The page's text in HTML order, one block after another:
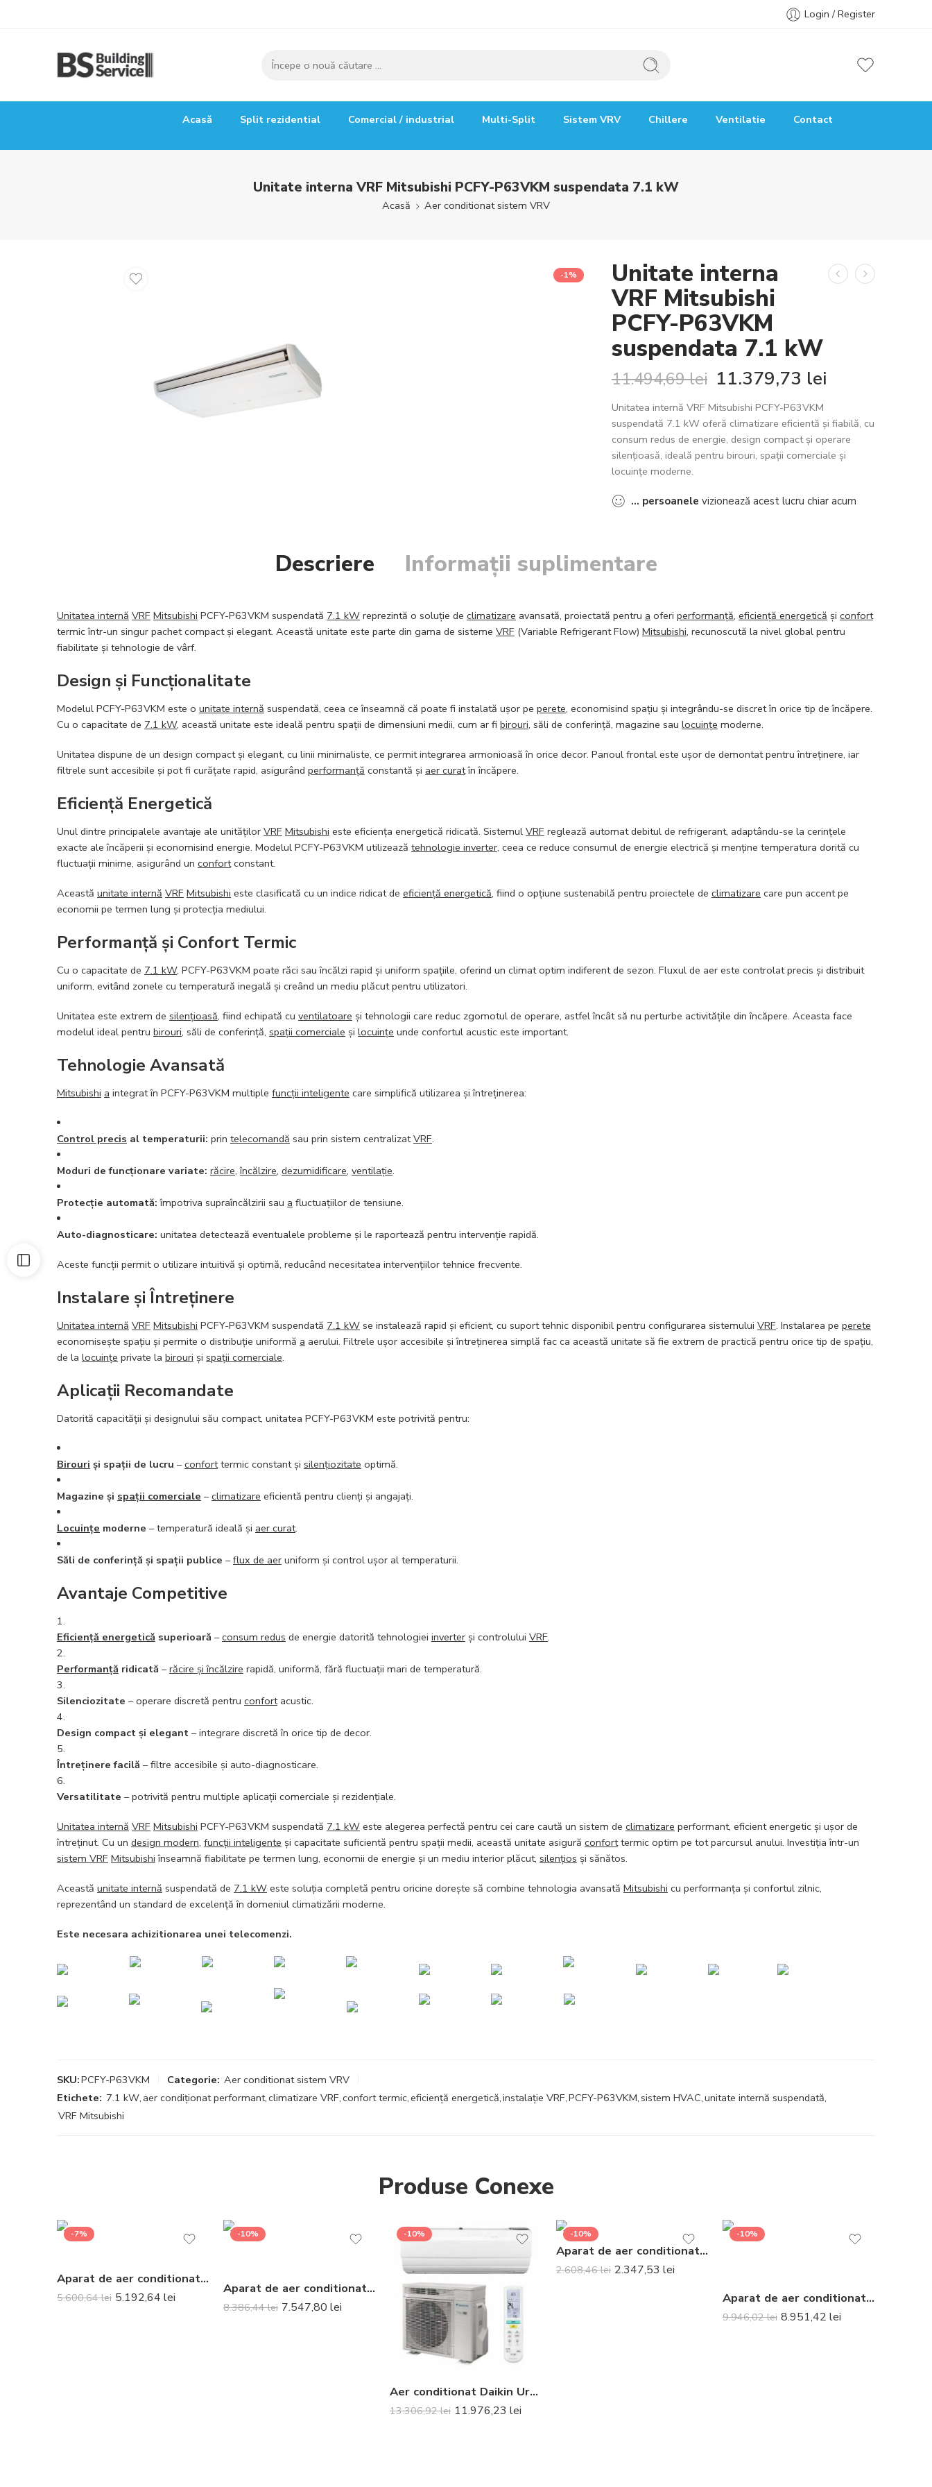
Login / Register
Acasă Split rezidential Comercial / industrial Multi-Split Sistem VRV Chillere Ventilatie Contact
Unitate interna VRF Mitsubishi PCFY-P63VKM suspendata 7.1 kW
Acasă Aer conditionat sistem VRV
-1% Unitate interna
VRF Mitsubishi
PCFY-P63VKM
suspendata 7.1 kW
11.494,69lei 11.379,73 lei
Unitatea internă VRF Mitsubishi PCFY-P63VKM
suspendată 7.1 kW oferă climatizare eficientă și fiabilă, cu
consum redus de energie, design compact și operare
silențioasă, ideală pentru birouri, spații comerciale și
locuințe moderne.
... persoanele vizionează acest lucru chiar acum
Descriere Informații suplimentare
Unitatea internă VRF Mitsubishi PCFY-P63VKM suspendată 7.1 kW reprezintă o soluție de climatizare avansată, proiectată pentru a oferi performanță, eficiență energetică și confort
termic într-un singur pachet compact și elegant. Această unitate este parte din gama de sisteme VRF (Variable Refrigerant Flow) Mitsubishi, recunoscută la nivel global pentru
fiabilitate și tehnologie de vârf.
Design și Funcționalitate
Modelul PCFY-P63VKM este o unitate internă suspendată, ceea ce înseamnă că poate fi instalată ușor pe perete, economisind spațiu și integrându-se discret în orice tip de încăpere.
Cu o capacitate de 7.1 kW, această unitate este ideală pentru spații de dimensiuni medii, cum ar fi birouri, săli de conferință, magazine sau locuințe moderne.
Unitatea dispune de un design compact și elegant, cu linii minimaliste, ce permit integrarea armonioasă în orice decor. Panoul frontal este ușor de demontat pentru întreținere, iar
filtrele sunt accesibile și pot fi curățate rapid, asigurând performanță constantă și aer curatîn încăpere.
Eficiență Energetică
Unul dintre principalele avantaje ale unităților VRF Mitsubishi este eficiența energetică ridicată. Sistemul VRF reglează automat debitul de refrigerant, adaptându-se la cerințele
exacte ale încăperii și economisind energie. Modelul PCFY-P63VKM utilizează tehnologie inverter, ceea ce reduce consumul de energie electrică și menține temperatura dorită cu
fluctuații minime, asigurând un confortconstant.
Această unitate internă VRF Mitsubishi este clasificată cu un indice ridicat de eficiență energetică, fiind o opțiune sustenabilă pentru proiectele de climatizare care pun accent pe
economii pe termen lung și protecția mediului.
Performanță și Confort Termic
Cu o capacitate de 7.1 kW, PCFY-P63VKM poate răci sau încălzi rapid și uniform spațiile, oferind un climat optim indiferent de sezon. Fluxul de aer este controlat precis și distribuit
uniform, evitând zonele cu temperatură inegală și creând un mediu plăcut pentru utilizatori.
Unitatea este extrem de silențioasă, fiind echipată cu ventilatoare și tehnologii care reduc zgomotul de operare, astfel încât să nu perturbe activitățile din încăpere. Aceasta face
modelul ideal pentru birouri, săli de conferință, spații comerciale și locuințe unde confortul acustic este important.
Tehnologie Avansată
Mitsubishi a integrat în PCFY-P63VKM multiple funcții inteligente care simplifică utilizarea și întreținerea:
Control precis al temperaturii: prin telecomandă sau prin sistem centralizatVRF.
Moduri de funcționare variate: răcire,încălzire, dezumidificare, ventilație.
Protecție automată: împotriva supraîncălzirii sau a fluctuațiilor de tensiune.
Auto-diagnosticare: unitatea detectează eventualele probleme și le raportează pentru intervenție rapidă.
Aceste funcții permit o utilizare intuitivă și optimă, reducând necesitatea intervențiilor tehnice frecvente.
Instalare și Întreținere
Unitatea internă VRF Mitsubishi PCFY-P63VKM suspendată 7.1 kW se instalează rapid și eficient, cu suport tehnic disponibil pentru configurarea sistemului VRF. Instalarea pe perete
economisește spațiu și permite o distribuție uniformă a aerului. Filtrele ușor accesibile și întreținerea simplă fac ca această unitate să fie extrem de practică pentru orice tip de spațiu,
de la locuințe private la birouri și spații comerciale.
Aplicații Recomandate
Datorită capacității și designului său compact, unitatea PCFY-P63VKM este potrivită pentru:
Birouri și spații de lucru –conforttermic constant și silențiozitate optimă.
Magazine și spații comerciale –climatizare eficientă pentru clienți și angajați.
Locuințe moderne – temperatură ideală și aer curat.
Săli de conferință și spații publice –flux de aer uniform și control ușor al temperaturii.
Avantaje Competitive
Eficiență energetică superioară –consum redus de energie datorită tehnologiei inverter și controlului VRF.
Performanță ridicată –răcire și încălzire rapidă, uniformă, fără fluctuații mari de temperatură.
Silenciozitate – operare discretă pentru confortacustic.
Design compact și elegant – integrare discretă în orice tip de decor.
Întreținere facilă – filtre accesibile și auto-diagnosticare.
Versatilitate – potrivită pentru multiple aplicații comerciale și rezidențiale.
Unitatea internă VRF Mitsubishi PCFY-P63VKM suspendată 7.1 kW este alegerea perfectă pentru cei care caută un sistem de climatizare performant, eficient energetic și ușor de
întreținut. Cu un design modern, funcții inteligente și capacitate suficientă pentru spații medii, această unitate asigură conforttermic optim pe tot parcursul anului. Investiția într-un
sistem VRF Mitsubishi înseamnă fiabilitate pe termen lung, economii de energie și un mediu interior plăcut, silențios și sănătos.
Această unitate internă suspendată de 7.1 kW este soluția completă pentru oricine dorește să combine tehnologia avansată Mitsubishi cu performanța și confortul zilnic,
reprezentând un standard de excelență în domeniul climatizării moderne.
Este necesara achizitionarea unei telecomenzi.
SKU:PCFY-P63VKM Categorie: Aer conditionat sistem VRV
Etichete: 7.1 kW, aer condiționat performant,climatizare VRF,confort termic,eficiență energetică,instalație VRF,PCFY-P63VKM,sistem HVAC,unitate internă suspendată,
VRF Mitsubishi
Produse Conexe
-7%
Aparat de aer conditionat Mitsubishi Electric Kirigamine Zen White MSZ-EF25VGKW-MUZ-EF25VG Inverter 9000 BTU
5.600,64lei 5.192,64 lei
-10%
Aparat de aer conditionat Daikin Comfora Bluevolution FTXP60N-RXP60N Inverter 21000 BTU – Telecomanda inclusa
8.386,44lei 7.547,80 lei
-10%
Aer conditionat Daikin Ururu Sarara Bluevolution FTXZ25N-RXZ25N Inverter 9000 BTU – Telecomanda inclusa
13.306,92lei 11.976,23 lei
-10%
Aparat de aer conditionat Gree Bora A4 Silver R32 GWH12AAB-K6DNA4A Inverter 12000 BTU
2.608,46lei 2.347,53 lei
-10%
Aparat de aer conditionat optimizat pentru incalzire Daikin Perfera Bluevolution FTXTM30A-RXTM30A Inverter 9000 BTU – Telecomanda inclusa
9.946,02lei 8.951,42 lei